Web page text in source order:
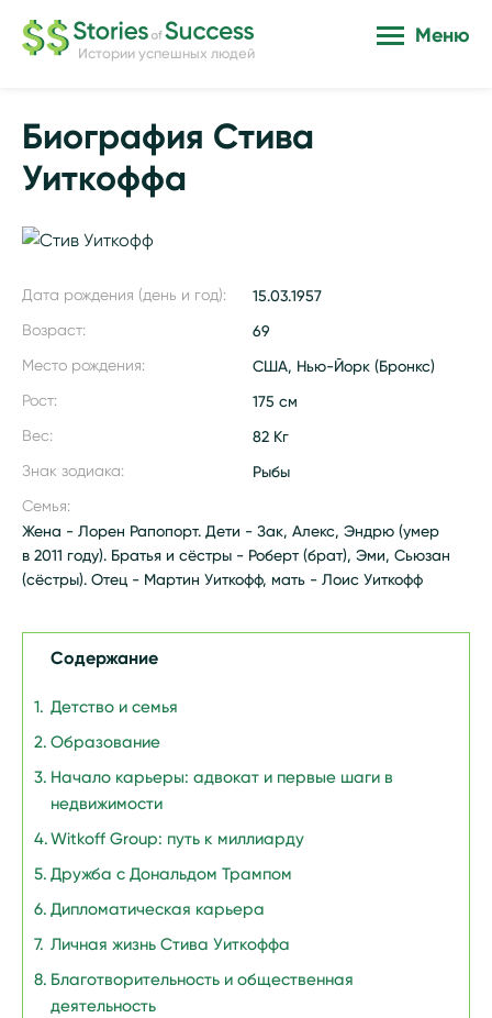
Истории успешных людей
Меню
Биография Стива
Уиткоффа
Дата рождения (день и год): 15.03.1957
Возраст: 69
Место рождения: США, Нью-Йорк (Бронкс)
Рост: 175 см
Вес: 82 Кг
Знак зодиака: Рыбы
Семья:
Жена - Лорен Рапопорт. Дети - Зак, Алекс, Эндрю (умер
в 2011 году). Братья и сёстры - Роберт (брат), Эми, Сьюзан
(сёстры). Отец - Мартин Уиткофф, мать - Лоис Уиткофф
Содержание
Детство и семья
Образование
Начало карьеры: адвокат и первые шаги в
недвижимости
Witkoff Group: путь к миллиарду
Дружба с Дональдом Трампом
Дипломатическая карьера
Личная жизнь Стива Уиткоффа
Благотворительность и общественная
деятельность